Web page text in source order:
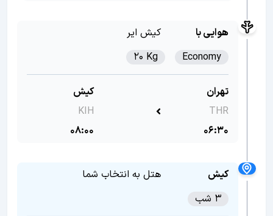
هوایی با
کیش ایر
Economy
20 Kg
تهران
THR
06:30
کیش
KIH
08:00
کیش
هتل به انتخاب شما
3 شب